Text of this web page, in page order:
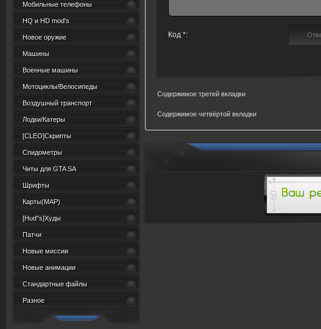
Мобильные телефоны
HQ и HD mod's
Новое оружие
Машины
Военные машины
Мотоциклы/Велосипеды
Воздушный транспорт
Лодки/Катеры
[CLEO]Скрипты
Спидометры
Читы для GTA SA
Шрифты
Карты(MAP)
[Hud"s]Худы
Патчи
Новые миссии
Новые анимации
Стандартные файлы
Разное
Код *:
Содержимое третей вкладки
Содержимое четвёртой вкладки